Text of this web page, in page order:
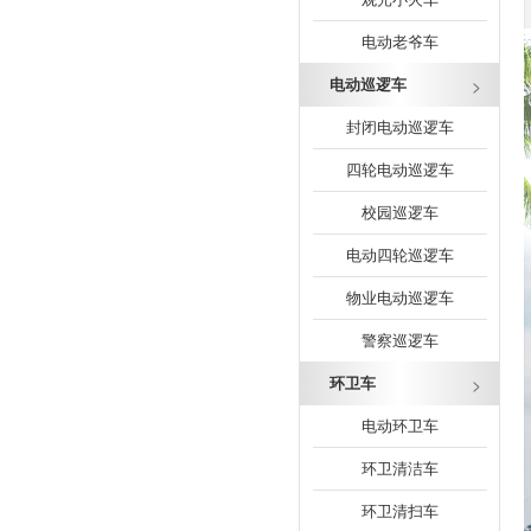
电动老爷车
电动巡逻车
封闭电动巡逻车
四轮电动巡逻车
校园巡逻车
电动四轮巡逻车
物业电动巡逻车
警察巡逻车
环卫车
电动环卫车
环卫清洁车
环卫清扫车